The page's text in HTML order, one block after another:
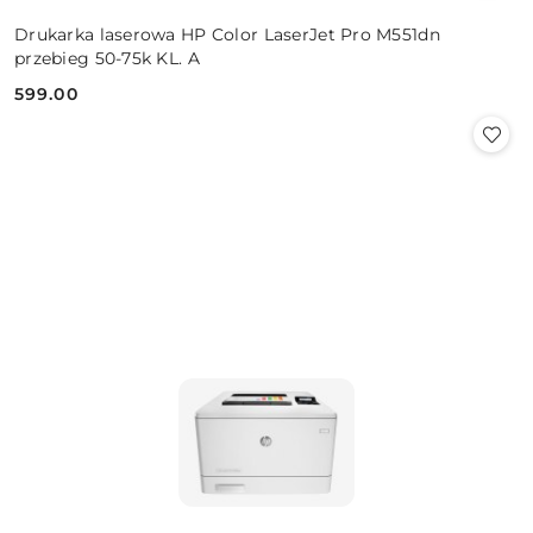
Drukarka laserowa HP Color LaserJet Pro M551dn
przebieg 50-75k KL. A
Cena:
599.00